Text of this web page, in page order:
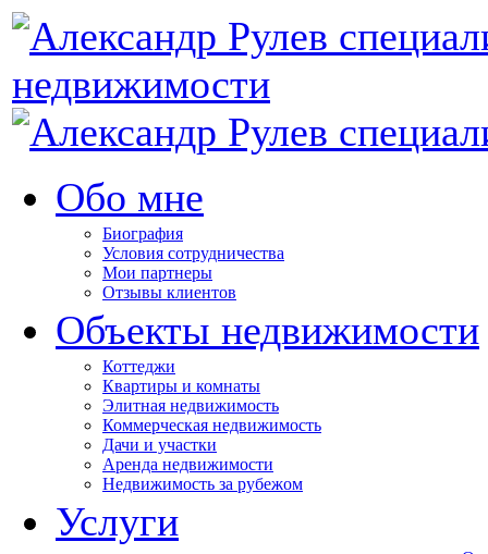
недвижимости
Обо мне
Биография
Условия сотрудничества
Мои партнеры
Отзывы клиентов
Объекты недвижимости
Коттеджи
Квартиры и комнаты
Элитная недвижимость
Коммерческая недвижимость
Дачи и участки
Аренда недвижимости
Недвижимость за рубежом
Услуги